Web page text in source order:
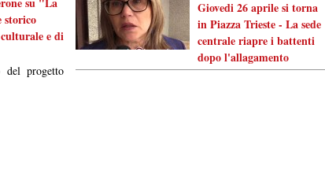
storico
e di
progetto
Giovedi 26 aprile si torna
in Piazza Trieste - La sede
centrale riapre i battenti
dopo l'allagamento